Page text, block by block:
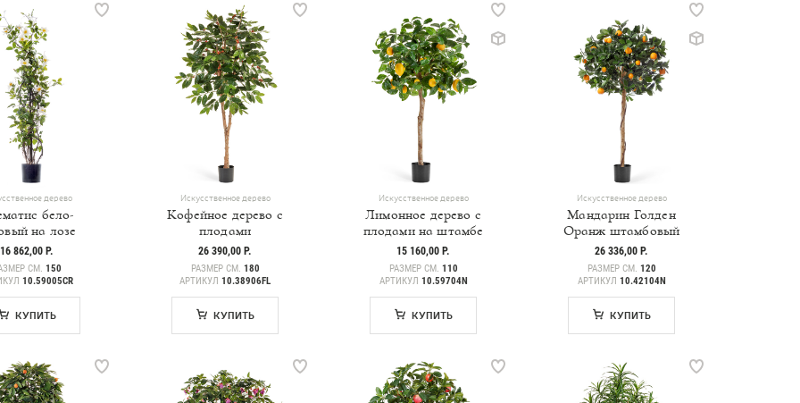
дерево
бело-
на лозе
16 862,00 Р.
СМ. 150
10.59005CR
КУПИТЬ
Искусственное дерево
Кофейное дерево с
плодами
26 390,00 Р.
РАЗМЕР СМ. 180
АРТИКУЛ 10.38906FL
КУПИТЬ
Искусственное дерево
Лимонное дерево с
плодами на штамбе
15 160,00 Р.
РАЗМЕР СМ. 110
АРТИКУЛ 10.59704N
КУПИТЬ
Искусственное дерево
Мандарин Голден
Оранж штамбовый
26 336,00 Р.
РАЗМЕР СМ. 120
АРТИКУЛ 10.42104N
КУПИТЬ